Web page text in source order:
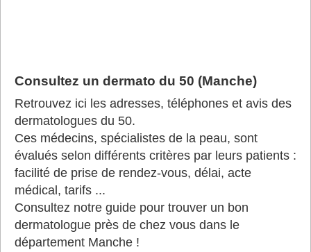
Consultez un dermato du 50 (Manche)
Retrouvez ici les adresses, téléphones et avis des
dermatologues du 50.
Ces médecins, spécialistes de la peau, sont
évalués selon différents critères par leurs patients :
facilité de prise de rendez-vous, délai, acte
médical, tarifs ...
Consultez notre guide pour trouver un bon
dermatologue près de chez vous dans le
département Manche !